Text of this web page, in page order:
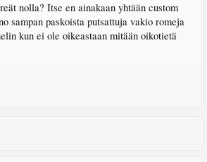
nolla? Itse en ainakaan yhtään custom
sampan paskoista putsattuja vakio romeja
kun ei ole oikeastaan mitään oikotietä